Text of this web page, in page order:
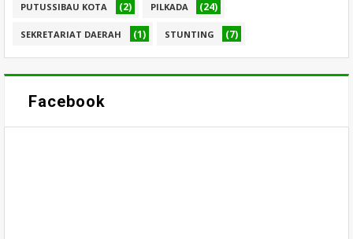
PUTUSSIBAU KOTA (2) PILKADA (24)
SEKRETARIAT DAERAH (1) STUNTING (7)
Facebook